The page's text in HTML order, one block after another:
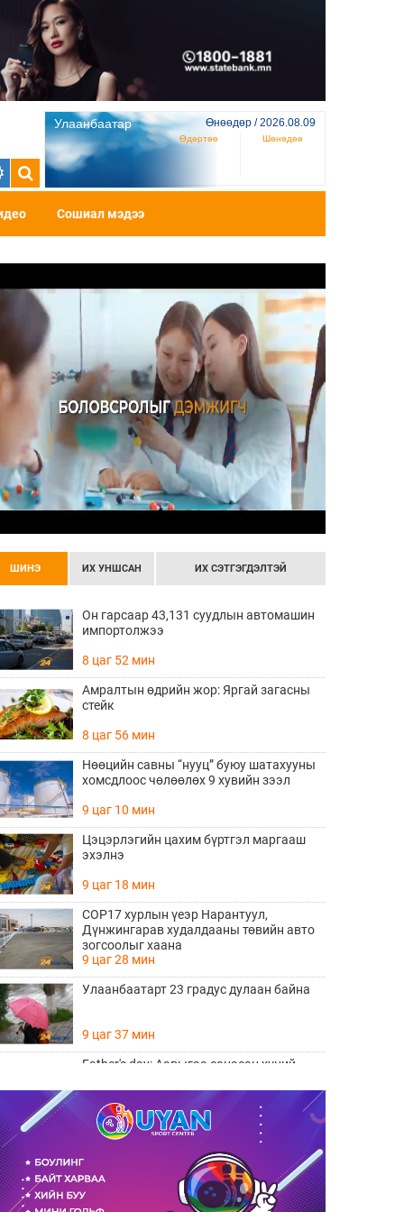
Улаанбаатар Өнөөдөр / 2026.08.09
Өдөртөө Шөнөдөө
Сошиал мэдээ
ШИНЭ ИХ УНШСАН ИХ СЭТГЭГДЭЛТЭЙ
Он гарсаар 43,131 суудлын автомашин
импортолжээ
8 цаг 52 мин
Амралтын өдрийн жор: Яргай загасны
стейк
8 цаг 56 мин
Нөөцийн савны “нууц” буюу шатахууны
хомсдлоос чөлөөлөх 9 хувийн зээл
9 цаг 10 мин
Цэцэрлэгийн цахим бүртгэл маргааш
эхэлнэ
9 цаг 18 мин
COP17 хурлын үеэр Нарантуул,
Дүнжингарав худалдааны төвийн авто
зогсоолыг хаана
9 цаг 28 мин
Улаанбаатарт 23 градус дулаан байна
9 цаг 37 мин
Father's day: Аавыгаа санасан хүний
Өчигдөр 11 цаг 15 мин
Өнөөдөр тоглолтоо хийх гэж байгаа THE
HU хамтлагийн алдартай 10 дуу
Өчигдөр 10 цаг 20 мин